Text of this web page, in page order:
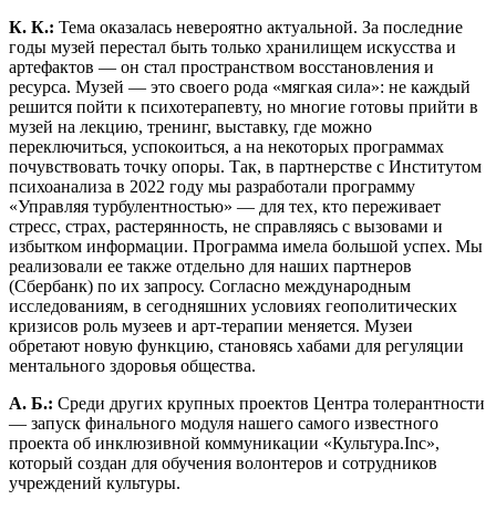
К. К.: Тема оказалась невероятно актуальной. За последние
годы музей перестал быть только хранилищем искусства и
артефактов — он стал пространством восстановления и
ресурса. Музей — это своего рода «мягкая сила»: не каждый
решится пойти к психотерапевту, но многие готовы прий­ти в
музей на лекцию, тренинг, выставку, где можно
переключиться, успокоиться, а на некоторых программах
почувствовать точку опоры. Так, в партнерстве с Институтом
психоанализа в 2022 году мы разработали программу
«Управляя турбулентностью» — для тех, кто переживает
стресс, страх, растерянность, не справляясь с вызовами и
избытком информации. Программа имела большой успех. Мы
реализовали ее также отдельно для наших партнеров
(Сбербанк) по их запросу. Согласно международным
исследованиям, в сегодняшних условиях гео­политических
кризисов роль музеев и арт-терапии меняется. Музеи
обретают новую функцию, становясь хабами для регуляции
ментального здоровья общества.
А. Б.: Среди других крупных проектов Центра толерантности
— запуск финального модуля нашего самого известного
проекта об инклюзивной коммуникации «Культура.Inc»,
который создан для обучения волонтеров и сотрудников
учреждений культуры.